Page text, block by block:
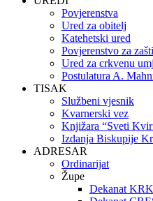
Povjerenstva
Ured za obitelj
Katehetski ured
Povjerenstvo za
Ured za crkvenu
Postulatura A.
TISAK
Službeni vjesnik
Kvarnerski vez
Knjižara “Sveti
Izdanja Biskupije
ADRESAR
Ordinarijat
Župe
Dekanat KRK